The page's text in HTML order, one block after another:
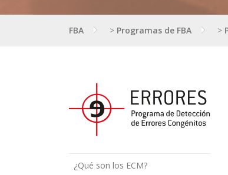
FBA > Programas de FBA >
¿Qué son los ECM?